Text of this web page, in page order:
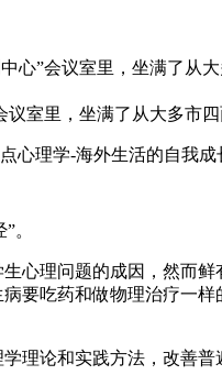
心”会议室里，坐满了从
室里，坐满了从大多市四
心理学-海外生活的自我成
。
心理问题的成因，然而
要吃药和做物理治疗一
理论和实践方法，改善